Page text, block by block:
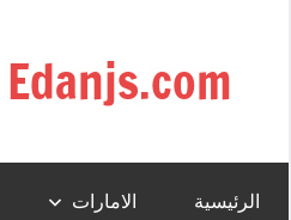
المحتوىEdanjs.com
الرئيسية الامارات